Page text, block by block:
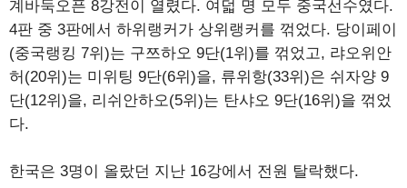
계바둑오픈 8강전이 열렸다. 여덟 명 모두 중국선수였다.
4판 중 3판에서 하위랭커가 상위랭커를 꺾었다. 당이페이
(중국랭킹 7위)는 구쯔하오 9단(1위)를 꺾었고, 랴오위안
허(20위)는 미위팅 9단(6위)을, 류위항(33위)은 쉬자양 9
단(12위)을, 리쉬안하오(5위)는 탄샤오 9단(16위)을 꺾었
다.
한국은 3명이 올랐던 지난 16강에서 전원 탈락했다.